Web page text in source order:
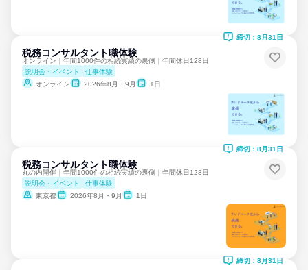
税務コンサルタント職体験
オンライン｜年間1000件の相続実績の裏側｜年間休日128日
説明会・イベント
仕事体験
オンライン
2026年8月・9月 1日
締切：8月31日
税務コンサルタント職体験
丸の内開催｜年間1000件の相続実績の裏側｜年間休日128日
説明会・イベント
仕事体験
東京都
2026年8月・9月 1日
締切：8月31日
締切：8月31日